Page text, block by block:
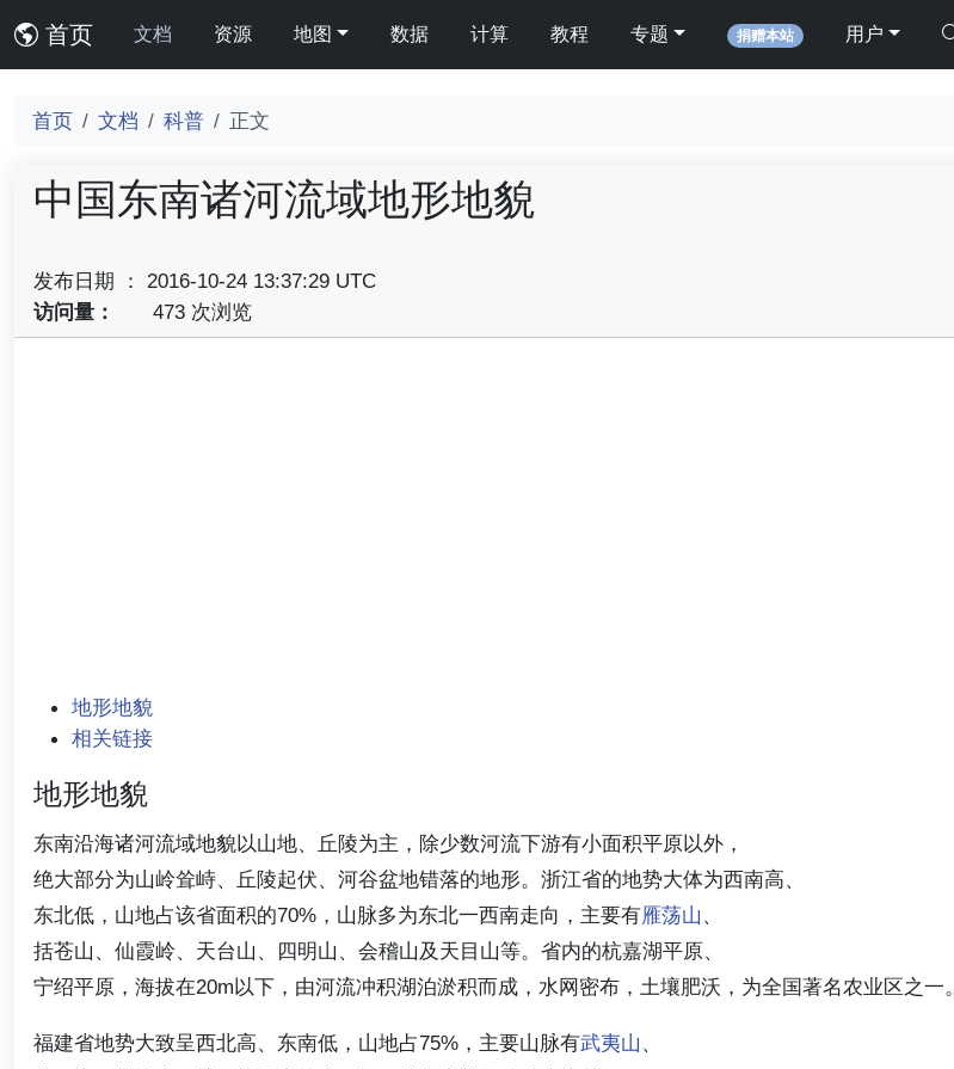
首页 文档 资源 地图 数据 计算 教程 专题 捐赠本站 用户
首页 文档 科普 正文
中国东南诸河流域地形地貌
发布日期 ： 2016-10-24 13:37:29 UTC
访问量：
473 次浏览
地形地貌
相关链接
地形地貌
东南沿海诸河流域地貌以山地、丘陵为主，除少数河流下游有小面积平原以外，
绝大部分为山岭耸峙、丘陵起伏、河谷盆地错落的地形。浙江省的地势大体为西南高、
东北低，山地占该省面积的70%，山脉多为东北一西南走向，主要有雁荡山 、
括苍山、仙霞岭、天台山、四明山、会稽山及天目山等。省内的杭嘉湖平原、
宁绍平原，海拔在20m以下，由河流冲积湖泊淤积而成，水网密布，土壤肥沃，为全国著名农业区之一。
福建省地势大致呈西北高、东南低，山地占75%，主要山脉有武夷山 、